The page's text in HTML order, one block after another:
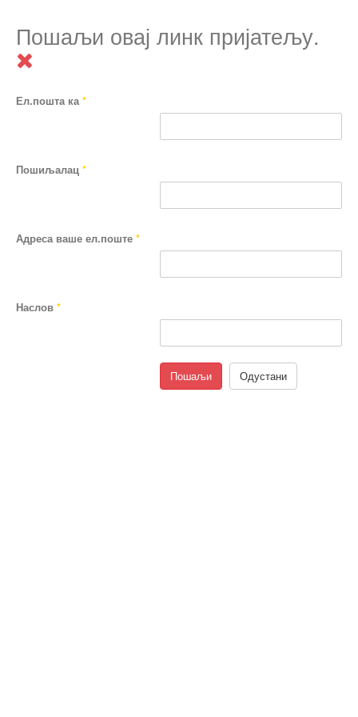
Пошаљи овај линк пријатељу.
Ел.пошта ка*
Пошиљалац *
Адреса ваше ел.поште *
Наслов *
Пошаљи Одустани